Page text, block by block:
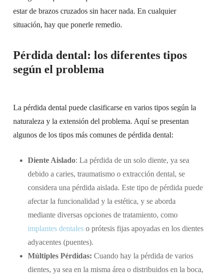
estar de brazos cruzados sin hacer nada. En cualquier
situación, hay que ponerle remedio.
Pérdida dental: los diferentes tipos
según el problema
La pérdida dental puede clasificarse en varios tipos según la
naturaleza y la extensión del problema. Aquí se presentan
algunos de los tipos más comunes de pérdida dental:
Diente Aislado: La pérdida de un solo diente, ya sea
debido a caries, traumatismo o extracción dental, se
considera una pérdida aislada. Este tipo de pérdida puede
afectar la funcionalidad y la estética, y se aborda
mediante diversas opciones de tratamiento, como
implantes dentaleso prótesis fijas apoyadas en los dientes
adyacentes (puentes).
Múltiples Pérdidas: Cuando hay la pérdida de varios
dientes, ya sea en la misma área o distribuidos en la boca,